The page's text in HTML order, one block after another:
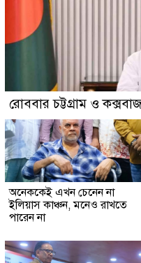
রোববার চট্টগ্রাম ও
অনেককেই এখন চেনেন না
ইলিয়াস কাঞ্চন, মনেও রাখতে
পারেন না